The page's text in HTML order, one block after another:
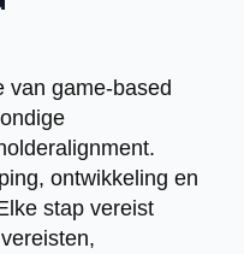
van game-based
ontwikkeling en
stap vereist